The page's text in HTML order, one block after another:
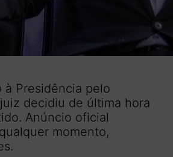
à Presidência pelo
decidiu de última hora
Anúncio oficial
momento,